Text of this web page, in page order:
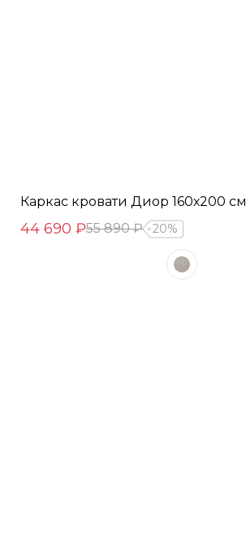
Каркас кровати Диор 160х200 см
44 690 ₽55 890 ₽ 20%